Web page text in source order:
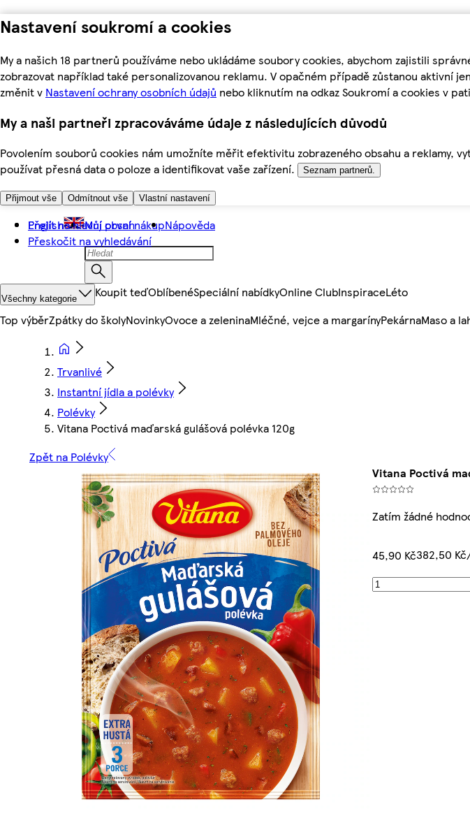
Nastavení soukromí a cookies
My a našich 18 partnerů používáme nebo ukládáme soubory cookies, abychom zajistili
zobrazovat například také personalizovanou reklamu. V opačném případě zůstanou aktivní
změnit v Nastavení ochrany osobních údajů nebo kliknutím na odkaz Soukromí a cookies v
My a naši partneři zpracováváme údaje z následujících důvodů
Povolením souborů cookies nám umožníte měřit efektivitu zobrazeného obsahu a reklamy,
používat přesná data o poloze a identifikovat vaše zařízení.
Seznam partnerů.
Přijmout vše Odmítnout vše Vlastní nastavení
Přejít na hlavní obsah
Přeskočit na vyhledávání
English Můj první nákupNápověda
Všechny kategorie Koupit teďOblíbenéSpeciální nabídkyOnline ClubInspiraceLéto
Top výběrZpátky do školyNovinkyOvoce a zeleninaMléčné, vejce a margarínyPekárnaMaso a
Trvanlivé
Instantní jídla a polévky
Polévky
Vitana Poctivá maďarská gulášová polévka 120g
Zpět na Polévky
Vitana Poctivá
Zatím žádné
45,90 Kč382,50